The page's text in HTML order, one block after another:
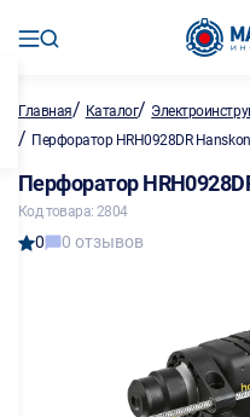
Главная/ Каталог/
/ Перфоратор HRH0928DR
Перфоратор
Код товара: 2804
0 0 отзывов